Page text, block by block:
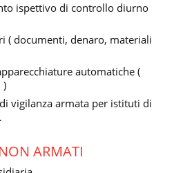
ispettivo di controllo diurno
( documenti, denaro, materiali
automatiche (
)
vigilanza armata per istituti di
ARMATI